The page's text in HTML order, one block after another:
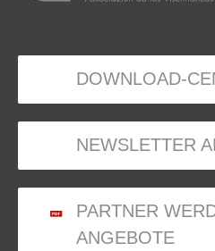
DOWNLOAD-
NEWSLETTER
PARTNER
ANGEBOTE